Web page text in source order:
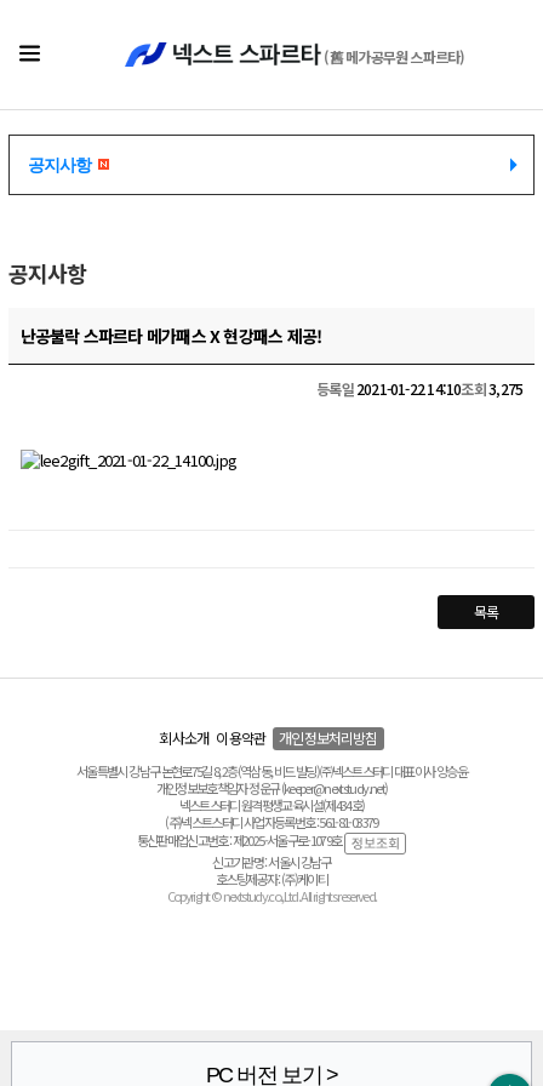
(舊 메가공무원 스파르타)
공지사항
공지사항
공지사항
난공불락 스파르타 메가패스 X 현강패스 제공!
등록일2021-01-22 14:10조회3,275
목록
회사소개 이용약관 개인정보처리방침
서울특별시 강남구 논현로75길 8, 2층(역삼동, 비드 빌딩) ㈜넥스트스터디 대표이사 양승윤
개인정보보호책임자 정운규 (keeper@nextstudy.net)
넥스트스터디 원격평생교육시설(제434호)
(주)넥스트스터디 사업자등록번호 : 561-81-03379
통신판매업신고번호 : 제2025-서울구로-1079호
신고기관명 : 서울시 강남구
호스팅제공자 : (주)케이티
Copyright © nextstudy.co.,Ltd. All rights reserved.
PC 버전 보기 >